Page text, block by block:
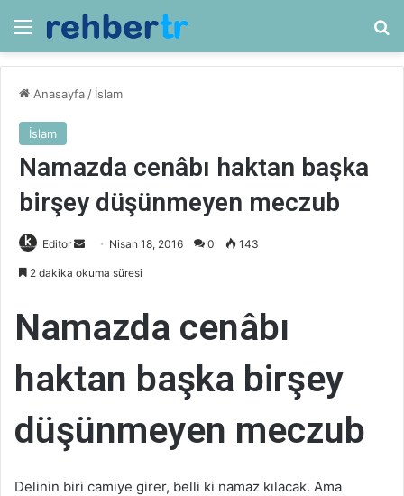
Menü
Anasayfa / İslam
İslam
Namazda cenâbı haktan başka
birşey düşünmeyen meczub
Editor
Bir
Nisan 18, 2016 0 143
2 dakika okuma süresi
Namazda cenâbı
haktan başka birşey
düşünmeyen meczub
Delinin biri camiye girer, belli ki namaz kılacak. Ama